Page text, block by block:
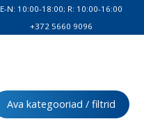
E-N: 10:00-18:00; R: 10:00-16:00
+372 5660 9096
Ava kategooriad / filtrid